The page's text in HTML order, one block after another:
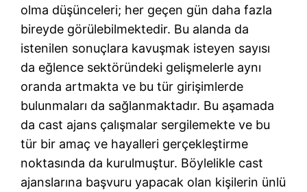
olma düşünceleri; her geçen gün daha fazla
bireyde görülebilmektedir. Bu alanda da
istenilen sonuçlara kavuşmak isteyen sayısı
da eğlence sektöründeki gelişmelerle aynı
oranda artmakta ve bu tür girişimlerde
bulunmaları da sağlanmaktadır. Bu aşamada
da cast ajans çalışmalar sergilemekte ve bu
tür bir amaç ve hayalleri gerçekleştirme
noktasında da kurulmuştur. Böylelikle cast
ajanslarına başvuru yapacak olan kişilerin ünlü